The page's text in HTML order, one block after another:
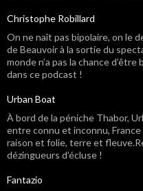
Christophe Robillard
On ne naît pas bipolaire, on le
de Beauvoir à la sortie du
monde n’a pas la chance
dans ce podcast !
Urban Boat
À bord de la péniche Thabor,
entre connu et inconnu,
raison et folie, terre et
dézingueurs d’écluse !
Fantazio